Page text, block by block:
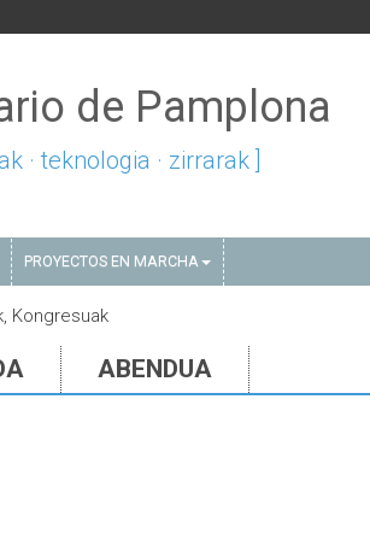
de Pamplona
· teknologia · zirrarak ]
PROYECTOS EN MARCHA
Kongresuak
ABENDUA